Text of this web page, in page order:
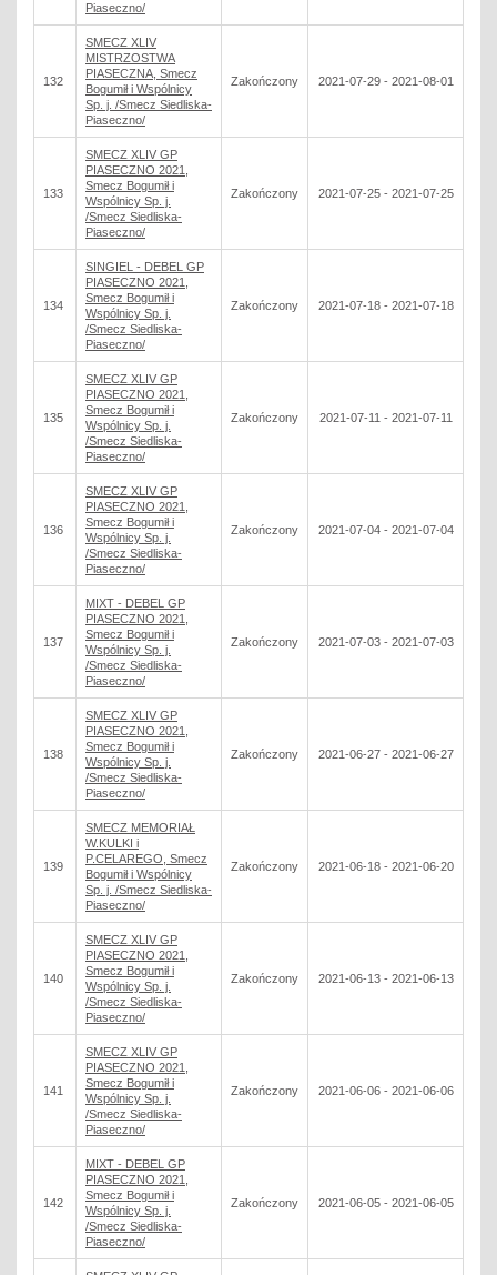
Piaseczno/
132
SMECZ XLIV
MISTRZOSTWA
PIASECZNA, Smecz
Bogumił i Wspólnicy
Sp. j. /Smecz Siedliska-
Piaseczno/
Zakończony 2021-07-29 - 2021-08-01
133
SMECZ XLIV GP
PIASECZNO 2021,
Smecz Bogumił i
Wspólnicy Sp. j.
/Smecz Siedliska-
Piaseczno/
Zakończony 2021-07-25 - 2021-07-25
134
SINGIEL - DEBEL GP
PIASECZNO 2021,
Smecz Bogumił i
Wspólnicy Sp. j.
/Smecz Siedliska-
Piaseczno/
Zakończony 2021-07-18 - 2021-07-18
135
SMECZ XLIV GP
PIASECZNO 2021,
Smecz Bogumił i
Wspólnicy Sp. j.
/Smecz Siedliska-
Piaseczno/
Zakończony 2021-07-11 - 2021-07-11
136
SMECZ XLIV GP
PIASECZNO 2021,
Smecz Bogumił i
Wspólnicy Sp. j.
/Smecz Siedliska-
Piaseczno/
Zakończony 2021-07-04 - 2021-07-04
137
MIXT - DEBEL GP
PIASECZNO 2021,
Smecz Bogumił i
Wspólnicy Sp. j.
/Smecz Siedliska-
Piaseczno/
Zakończony 2021-07-03 - 2021-07-03
138
SMECZ XLIV GP
PIASECZNO 2021,
Smecz Bogumił i
Wspólnicy Sp. j.
/Smecz Siedliska-
Piaseczno/
Zakończony 2021-06-27 - 2021-06-27
139
SMECZ MEMORIAŁ
W.KULKI i
P.CELAREGO, Smecz
Bogumił i Wspólnicy
Sp. j. /Smecz Siedliska-
Piaseczno/
Zakończony 2021-06-18 - 2021-06-20
140
SMECZ XLIV GP
PIASECZNO 2021,
Smecz Bogumił i
Wspólnicy Sp. j.
/Smecz Siedliska-
Piaseczno/
Zakończony 2021-06-13 - 2021-06-13
141
SMECZ XLIV GP
PIASECZNO 2021,
Smecz Bogumił i
Wspólnicy Sp. j.
/Smecz Siedliska-
Piaseczno/
Zakończony 2021-06-06 - 2021-06-06
142
MIXT - DEBEL GP
PIASECZNO 2021,
Smecz Bogumił i
Wspólnicy Sp. j.
/Smecz Siedliska-
Piaseczno/
Zakończony 2021-06-05 - 2021-06-05